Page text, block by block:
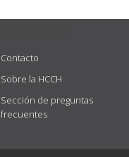
Contacto
Sobre la HCCH
Sección de preguntas
frecuentes